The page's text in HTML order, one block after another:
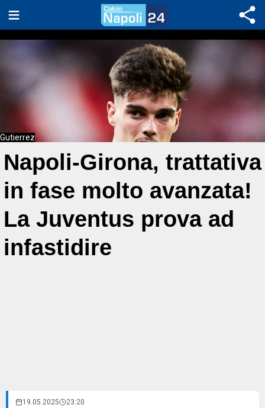
Gutierrez
Napoli-Girona, trattativa
in fase molto avanzata!
La Juventus prova ad
infastidire
19.05.2025 23:20